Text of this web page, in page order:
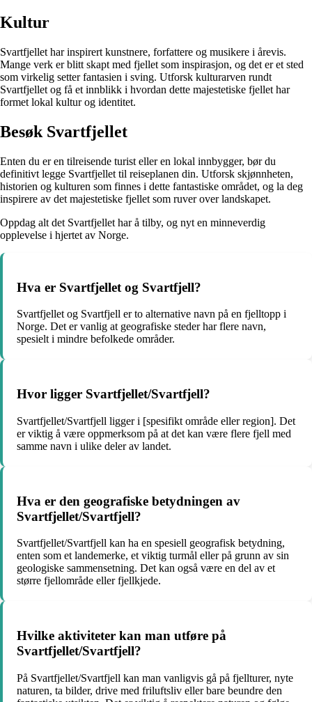
Kultur
Svartfjellet har inspirert kunstnere, forfattere og musikere i årevis.
Mange verk er blitt skapt med fjellet som inspirasjon, og det er et sted
som virkelig setter fantasien i sving. Utforsk kulturarven rundt
Svartfjellet og få et innblikk i hvordan dette majestetiske fjellet har
formet lokal kultur og identitet.
Besøk Svartfjellet
Enten du er en tilreisende turist eller en lokal innbygger, bør du
definitivt legge Svartfjellet til reiseplanen din. Utforsk skjønnheten,
historien og kulturen som finnes i dette fantastiske området, og la deg
inspirere av det majestetiske fjellet som ruver over landskapet.
Oppdag alt det Svartfjellet har å tilby, og nyt en minneverdig
opplevelse i hjertet av Norge.
Hva er Svartfjellet og Svartfjell?
Svartfjellet og Svartfjell er to alternative navn på en fjelltopp i
Norge. Det er vanlig at geografiske steder har flere navn,
spesielt i mindre befolkede områder.
Hvor ligger Svartfjellet/Svartfjell?
Svartfjellet/Svartfjell ligger i [spesifikt område eller region]. Det
er viktig å være oppmerksom på at det kan være flere fjell med
samme navn i ulike deler av landet.
Hva er den geografiske betydningen av
Svartfjellet/Svartfjell?
Svartfjellet/Svartfjell kan ha en spesiell geografisk betydning,
enten som et landemerke, et viktig turmål eller på grunn av sin
geologiske sammensetning. Det kan også være en del av et
større fjellområde eller fjellkjede.
Hvilke aktiviteter kan man utføre på
Svartfjellet/Svartfjell?
På Svartfjellet/Svartfjell kan man vanligvis gå på fjellturer, nyte
naturen, ta bilder, drive med friluftsliv eller bare beundre den